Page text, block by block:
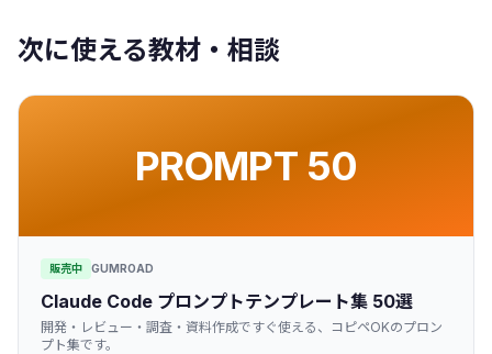
次に使える教材・相談
PROMPT 50
販売中 GUMROAD
Claude Code プロンプトテンプレート集 50選
開発・レビュー・調査・資料作成ですぐ使える、コピペOKのプロン
プト集です。